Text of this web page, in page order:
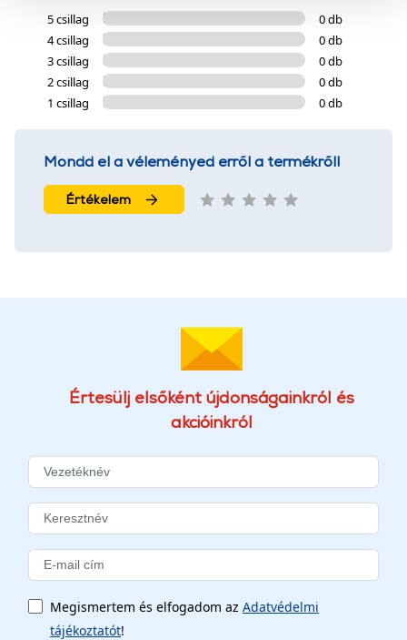
szolgáltatásaink biztosításához szükségesek. Az oldal
használatával Ön elfogadja a cookie-k használatát.
További információk:ÁSZFésAdatvédelem
5 csillag
0 db
4 csillag
0 db
3 csillag
0 db
2 csillag
0 db
1 csillag
0 db
Mondd el a véleményed erről a termékről!
Értékelem
Értesülj elsőként újdonságainkról és
akcióinkról
Megismertem és elfogadom az Adatvédelmi
tájékoztatót!